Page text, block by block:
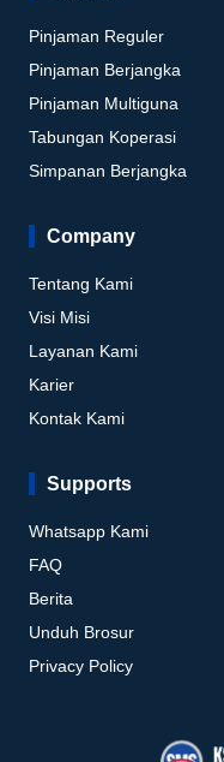
Pinjaman Reguler
Pinjaman Berjangka
Pinjaman Multiguna
Tabungan Koperasi
Simpanan Berjangka
Company
Tentang Kami
Visi Misi
Layanan Kami
Karier
Kontak Kami
Supports
Whatsapp Kami
FAQ
Berita
Unduh Brosur
Privacy Policy